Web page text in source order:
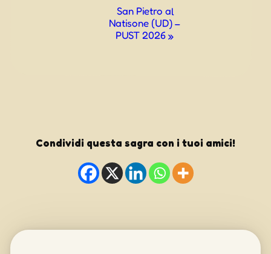
San Pietro al
Natisone (UD) –
PUST 2026»
Condividi questa sagra con i tuoi amici!